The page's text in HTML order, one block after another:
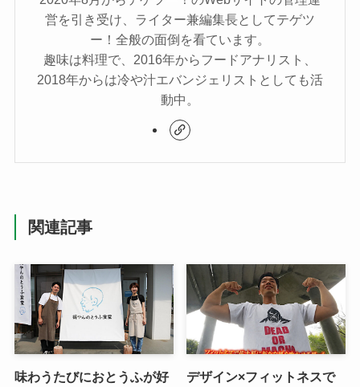
営を引き受け、ライター兼編集長としてテゲツ
ー！全般の面倒を看ています。
趣味は料理で、2016年からフードアナリスト、
2018年からは冷や汁エバンジェリストとしても活
動中。
関連記事
味わうたびにおとうふが好
デザイン×フィットネスで